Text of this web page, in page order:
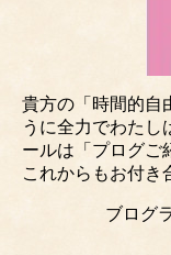
貴方の「時間的自
うに全力でわた
ールは「プログご
これからもお付き
ブログ